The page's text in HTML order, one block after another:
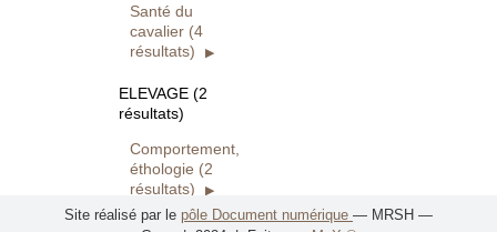
Santé du
cavalier (4
résultats)
ELEVAGE (2
résultats)
Comportement,
éthologie (2
résultats)
Site réalisé par le pôle Document numérique — MRSH —